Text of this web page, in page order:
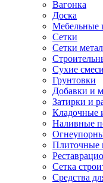
Вагонка
Доска
Мебельные
Сетки
Сетки
Сухие смеси
Грунтовки
Добавки и
Затирки и
Кладочные
Наливные
Плиточные
Сетка
Средства